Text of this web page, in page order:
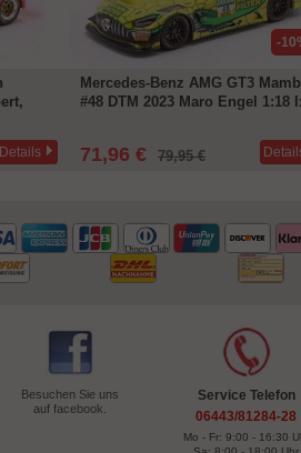
Details
-
Mercedes-Benz AMG GT3
#48 DTM 2023 Maro Engel 1:18
71,96 € 79,95 €
Besuchen Sie uns
auf facebook.
Service Telefon
06443/81284-28
Mo - Fr: 9:00 - 16:30